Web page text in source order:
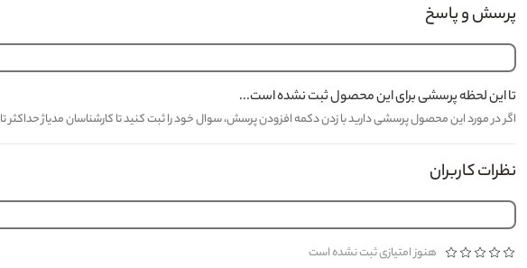
پرسش و پاسخ
تا این لحظه پرسشی برای این محصول ثبت نشده است...
اگر در مورد این محصول پرسشی دارید با زدن دکمه افزودن پرسش، سوال خود را ثبت کنید تا کارشناسان مدیاژ حداکثر تا ۴۸ ساعت به شما پاسخ دهند
نظرات کاربران
هنوز امتیازی ثبت نشده است